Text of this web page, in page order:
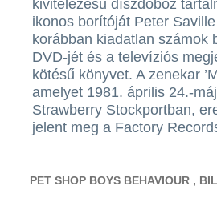
kivitelezésű díszdoboz
ikonos borítóját Peter
korábban kiadatlan számok
DVD-jét és a televíziós
kötésű könyvet. A zenekar
amelyet 1981. április 24.-
Strawberry Stockportban,
jelent meg a Factory
PET SHOP BOYS BEHAVIOUR ,